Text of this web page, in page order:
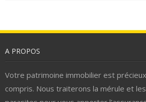
A PROPOS
Votre patrimoine immobilier est
compris. Nous traiterons la mérule et